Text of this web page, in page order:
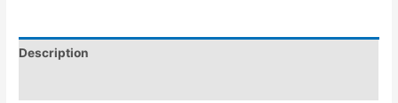
Description